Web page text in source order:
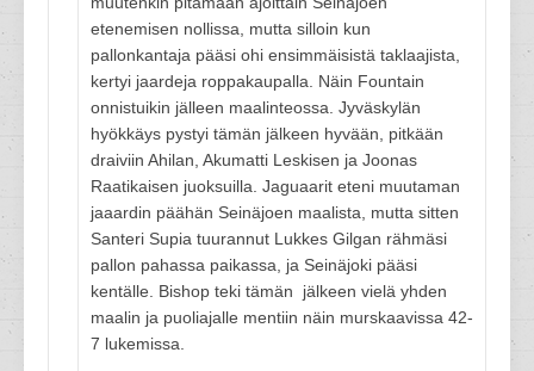
etenemisen nollissa, mutta silloin kun
pallonkantaja pääsi ohi ensimmäisistä taklaajista,
kertyi jaardeja roppakaupalla. Näin Fountain
onnistuikin jälleen maalinteossa. Jyväskylän
hyökkäys pystyi tämän jälkeen hyvään, pitkään
draiviin Ahilan, Akumatti Leskisen ja Joonas
Raatikaisen juoksuilla. Jaguaarit eteni muutaman
jaaardin päähän Seinäjoen maalista, mutta sitten
Santeri Supia tuurannut Lukkes Gilgan rähmäsi
pallon pahassa paikassa, ja Seinäjoki pääsi
kentälle. Bishop teki tämän jälkeen vielä yhden
maalin ja puoliajalle mentiin näin murskaavissa 42-
7 lukemissa.